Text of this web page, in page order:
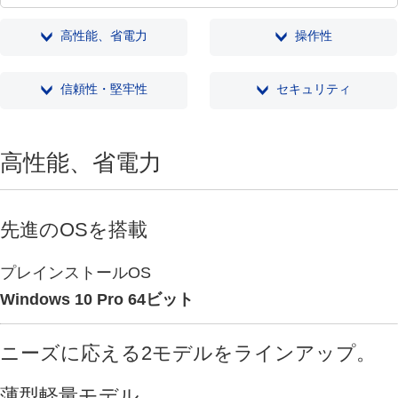
高性能、省電力 操作性
信頼性・堅牢性 セキュリティ
高性能、省電力
先進のOSを搭載
プレインストールOS
Windows 10 Pro 64ビット
ニーズに応える2モデルをラインアップ。